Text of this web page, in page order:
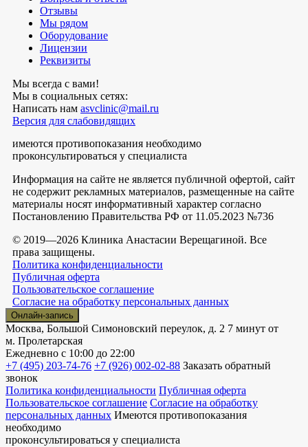
Отзывы
Мы рядом
Оборудование
Лицензии
Реквизиты
Мы всегда с вами!
Мы в социальных сетях:
Написать нам asvclinic@mail.ru
Версия для слабовидящих
имеются противопоказания необходимо
проконсультироваться у специалиста
Информация на сайте не является публичной офертой, сайт
не содержит рекламных материалов, размещенные на сайте
материалы носят информативный характер согласно
Постановлению Правительства РФ от 11.05.2023 №736
© 2019—2026 Клиника Анастасии Верещагиной. Все
права защищены.
Политика конфиденциальности
Публичная оферта
Пользовательское соглашение
Согласие на обработку персональных данных
Онлайн-запись
Москва, Большой Симоновский переулок, д. 2 7 минут от
м. Пролетарская
Ежедневно с 10:00 до 22:00
+7 (495) 203-74-76 +7 (926) 002-02-88 Заказать обратный
звонок
Политика конфиденциальности Публичная оферта
Пользовательское соглашение Согласие на обработку
персональных данных Имеются противопоказания
необходимо
проконсультироваться у специалиста